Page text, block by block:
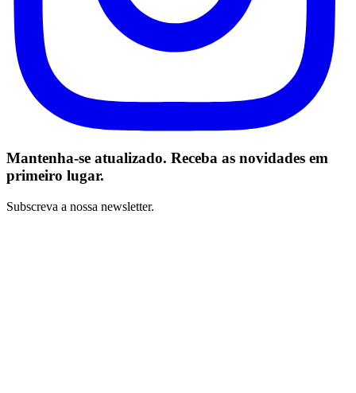
Mantenha-se atualizado. Receba as novidades em
primeiro lugar.
Subscreva a nossa newsletter.